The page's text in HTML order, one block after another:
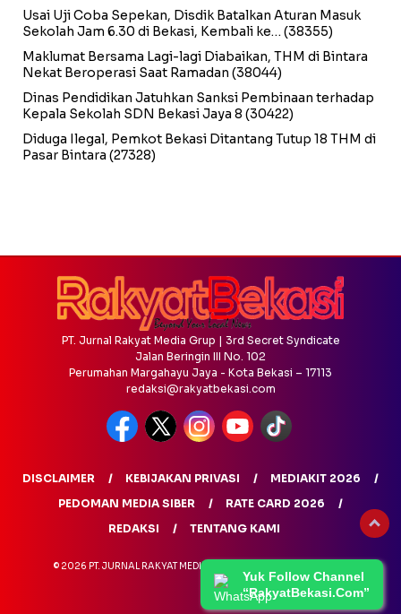
Usai Uji Coba Sepekan, Disdik Batalkan Aturan Masuk
Sekolah Jam 6.30 di Bekasi, Kembali ke… (38355)
Maklumat Bersama Lagi-lagi Diabaikan, THM di Bintara
Nekat Beroperasi Saat Ramadan (38044)
Dinas Pendidikan Jatuhkan Sanksi Pembinaan terhadap
Kepala Sekolah SDN Bekasi Jaya 8 (30422)
Diduga Ilegal, Pemkot Bekasi Ditantang Tutup 18 THM di
Pasar Bintara (27328)
Yuk Follow Channel
“RakyatBekasi.Com”
PT. Jurnal Rakyat Media Grup | 3rd Secret Syndicate
Jalan Beringin III No. 102
Perumahan Margahayu Jaya - Kota Bekasi – 17113
redaksi@rakyatbekasi.com
DISCLAIMER KEBIJAKAN PRIVASI
MEDIAKIT 2026
PEDOMAN MEDIA SIBER
RATE CARD 2026
REDAKSI
TENTANG KAMI
© 2026 PT. JURNAL RAKYAT MEDIA GRUP - ALL RIGHTS RESERVED